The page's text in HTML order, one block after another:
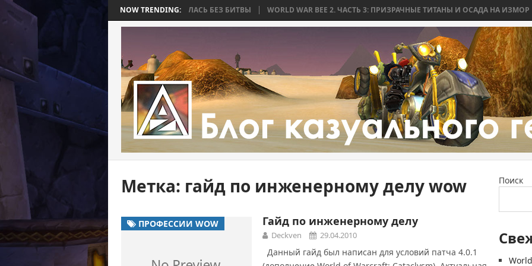
NOW TRENDING:
BEE 2. ЧАСТЬ 4: ВОЙНА, КОТОРАЯ ЗАКОНЧИЛАСЬ БЕЗ БИТВЫ WORLD WAR BEE 2. ЧАСТЬ 3: ПРИЗРАЧНЫЕ ТИТАНЫ И ОСАДА НА ИЗМОР
Метка: гайд по инженерному делу wow
ПРОФЕССИИ WOW Гайд по инженерному делу
Deckven 29.04.2010
Данный гайд был написан для условий патча 4.0.1
Поиск